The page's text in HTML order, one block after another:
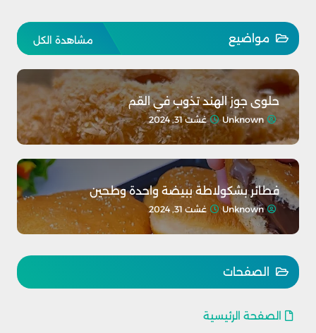
مشاهدة الكل مواضيع
حلوى جوز الهند تذوب في القم
Unknown غشت 31, 2024
فطائر بشكولاطة ببيضة واحدة وطحين
Unknown غشت 31, 2024
الصفحات
الصفحة الرئيسية